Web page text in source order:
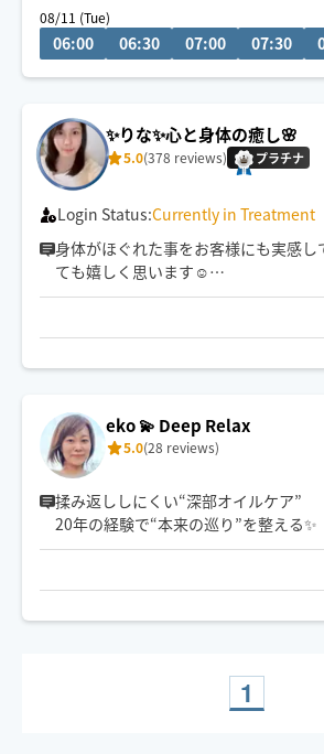
ただ疲れを取るだけじゃなく、
「力を抜く感覚」を思い出す時間を。
なぜかうまく力が入らない方へ。
本来のパフォーマンスに戻るお手伝い
🌟身体を見極めた施術を心掛け、
同業セラピストからもご指名頂いてま
08/11 (Tue)
06:00 06:30 07:00 07:30
✨りな✨心と身体の癒し️🌸
5.0(378 reviews) プラチナ
Login Status:Currently in Treatment
身体がほぐれた事をお客様にも実感し
ても嬉しく思います☺️
凝っている所を詳しく教えてくださり
とても励みになるレビューもありがと
また会えるのを楽しみにしています🍀
eko 💫 Deep Relax
5.0(28 reviews)
揉み返ししにくい“深部オイルケア”
20年の経験で“本来の巡り”を整える✨
1